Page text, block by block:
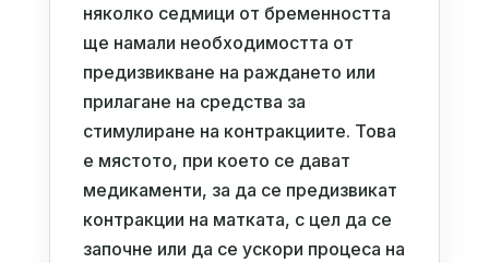
няколко седмици от бременността
ще намали необходимостта от
предизвикване на раждането или
прилагане на средства за
стимулиране на контракциите. Това
е мястото, при което се дават
медикаменти, за да се предизвикат
контракции на матката, с цел да се
започне или да се ускори процеса на